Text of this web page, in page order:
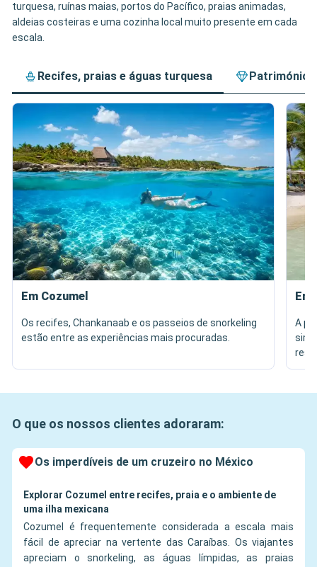
turquesa, ruínas maias, portos do Pacífico, praias animadas,
aldeias costeiras e uma cozinha local muito presente em cada
escala.
Recifes, praias e águas turquesa Património
Em Cozumel
Os recifes, Chankanaab e os passeios de snorkeling
estão entre as experiências mais procuradas.
Em
A
O que os nossos clientes adoraram:
Os imperdíveis de um cruzeiro no México
Explorar Cozumel entre recifes, praia e o ambiente de
uma ilha mexicana
Cozumel é frequentemente considerada a escala mais
fácil de apreciar na vertente das Caraíbas. Os viajantes
apreciam o snorkeling, as águas límpidas, as praias